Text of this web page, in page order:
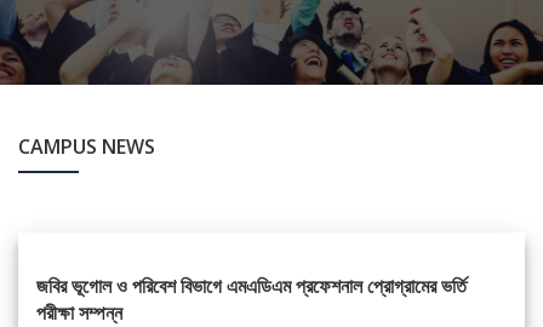
CAMPUS NEWS
জবির ভূগোল ও পরিবেশ বিভাগে এমএডিএম প্রফেশনাল প্রোগ্রামের ভর্তি
পরীক্ষা সম্পন্ন